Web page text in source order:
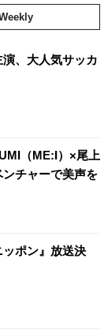
演、大人気サッカ
（ME:I）×尾上
チャーで美声を
ッポン』放送決